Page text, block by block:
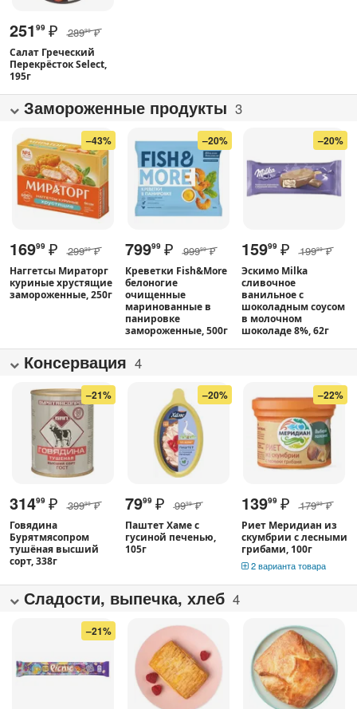
251 99 ₽ 28999 ₽
Салат Греческий
Перекрёсток Select,
195г
Замороженные продукты 3
–43%
16999 ₽ 29999 ₽
Наггетсы Мираторг
куриные хрустящие
замороженные, 250г
–20%
79999 ₽ 99999 ₽
Креветки Fish&More
белоногие
очищенные
маринованные в
панировке
замороженные, 500г
–20%
15999 ₽ 19999 ₽
Эскимо Milka
сливочное
ванильное с
шоколадным соусом
в молочном
шоколаде 8%, 62г
Консервация 4
–21%
31499 ₽ 39999 ₽
Говядина
Бурятмясопром
тушёная высший
сорт, 338г
–20%
7999 ₽ 9999 ₽
Паштет Хаме с
гусиной печенью,
105г
–22%
13999 ₽ 17999 ₽
Риет Меридиан из
скумбрии с лесными
грибами, 100г
2 варианта товара
Сладости, выпечка, хлеб 4
–21%